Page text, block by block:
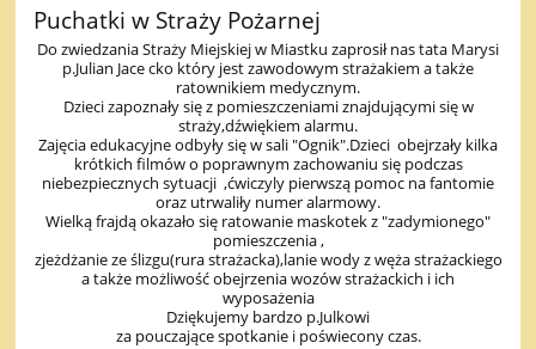
Puchatki w Straży Pożarnej
Do zwiedzania Straży Miejskiej w Miastku zaprosił nas tata Marysi
p.Julian Jace cko który jest zawodowym strażakiem a także
ratownikiem medycznym.
Dzieci zapoznały się z pomieszczeniami znajdującymi się w
straży,dźwiękiem alarmu.
Zajęcia edukacyjne odbyły się w sali "Ognik".Dzieci obejrzały kilka
krótkich filmów o poprawnym zachowaniu się podczas
niebezpiecznych sytuacji ,ćwiczyly pierwszą pomoc na fantomie
oraz utrwaliły numer alarmowy.
Wielką frajdą okazało się ratowanie maskotek z "zadymionego"
pomieszczenia ,
zjeżdżanie ze ślizgu(rura strażacka),lanie wody z węża strażackiego
a także możliwość obejrzenia wozów strażackich i ich
wyposażenia
Dziękujemy bardzo p.Julkowi
za pouczające spotkanie i poświecony czas.